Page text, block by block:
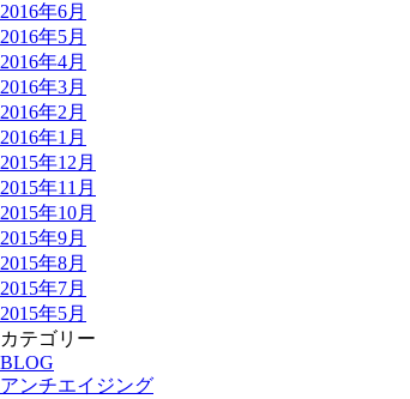
2016年6月
2016年5月
2016年4月
2016年3月
2016年2月
2016年1月
2015年12月
2015年11月
2015年10月
2015年9月
2015年8月
2015年7月
2015年5月
カテゴリー
BLOG
アンチエイジング